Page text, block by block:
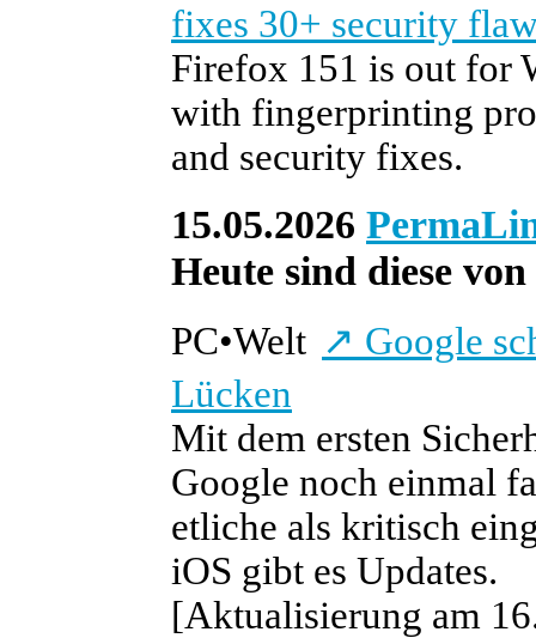
fixes 30+ security
Firefox 151 is out for
with fingerprinting
and security fixes.
15.05.2026
Heute sind diese
PC•Welt ↗ Google
Lücken
Mit dem ersten
Google noch einmal
etliche als kritisch
iOS gibt es Updates.
[Aktualisierung am